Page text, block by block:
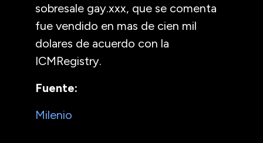
sobresale gay.xxx, que se comenta
fue vendido en mas de cien mil
dolares de acuerdo con la
ICMRegistry.
Fuente:
Milenio